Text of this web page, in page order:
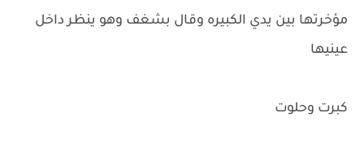
مؤخرتها بين يدي الكبيره وقال بشغف وهو ينظر داخل
عينيها
كبرت وحلوت